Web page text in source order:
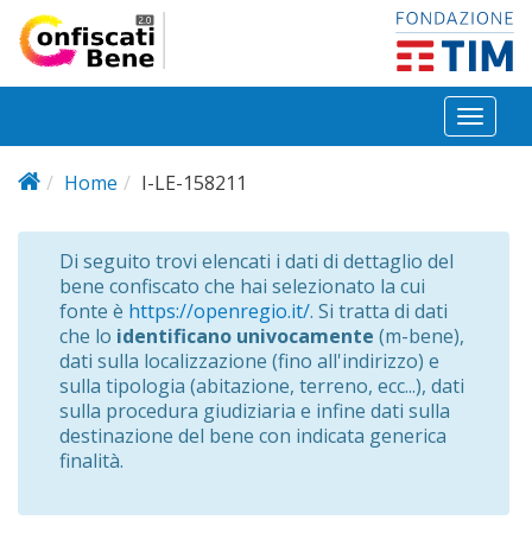
Salta al contenuto principale
Toggle
Home
I-LE-158211
Di seguito trovi elencati i dati di dettaglio del
bene confiscato che hai selezionato la cui
fonte è https://openregio.it/. Si tratta di dati
che lo identificano univocamente (m-bene),
dati sulla localizzazione (fino all'indirizzo) e
sulla tipologia (abitazione, terreno, ecc...), dati
sulla procedura giudiziaria e infine dati sulla
destinazione del bene con indicata generica
finalità.